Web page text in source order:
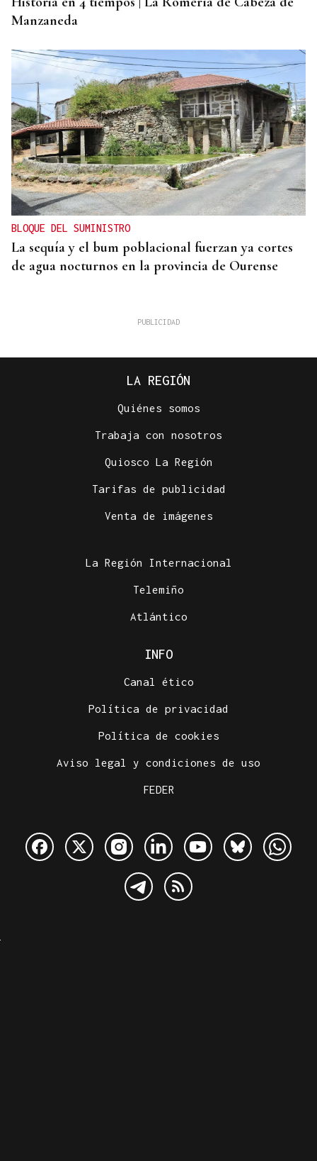
Manzaneda
BLOQUE DEL SUMINISTRO
La sequía y el bum poblacional fuerzan ya cortes
de agua nocturnos en la provincia de Ourense
La superpoblación estival anima y desborda
LA REGIÓN
Quiénes somos
Trabaja con nosotros
Quiosco La Región
Tarifas de publicidad
Venta de imágenes
La Región Internacional
Telemiño
Atlántico
INFO
Canal ético
Política de privacidad
Política de cookies
Aviso legal y condiciones de uso
FEDER